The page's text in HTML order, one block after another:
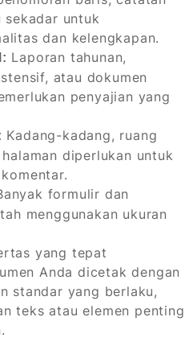
sekadar untuk
dan kelengkapan.
Laporan tahunan,
atau dokumen
penyajian yang
Kadang-kadang, ruang
diperlukan untuk
formulir dan
menggunakan ukuran
yang tepat
Anda dicetak dengan
standar yang berlaku,
teks atau elemen penting